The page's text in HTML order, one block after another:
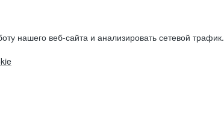
нашего веб-сайта и анализировать сетевой трафик.